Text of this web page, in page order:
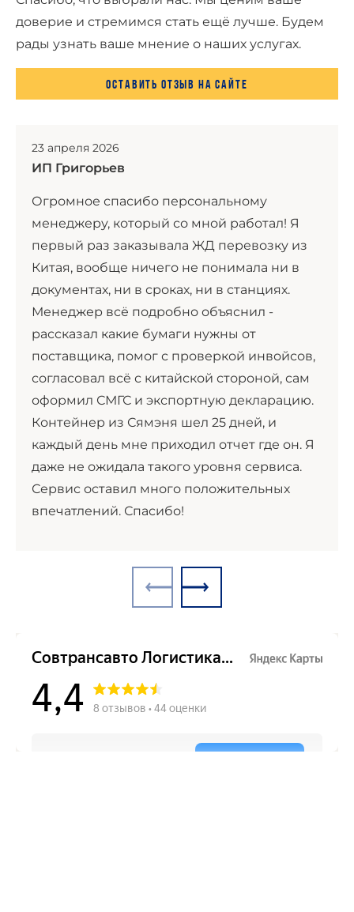
доверие и стремимся стать ещё лучше. Будем
рады узнать ваше мнение о наших услугах.
Оставить отзыв на сайте
23 апреля 2026
ИП Григорьев
Огромное спасибо персональному
менеджеру, который со мной работал! Я
первый раз заказывала ЖД перевозку из
Китая, вообще ничего не понимала ни в
документах, ни в сроках, ни в станциях.
Менеджер всё подробно объяснил -
рассказал какие бумаги нужны от
поставщика, помог с проверкой инвойсов,
согласовал всё с китайской стороной, сам
оформил СМГС и экспортную декларацию.
Контейнер из Сямэня шел 25 дней, и
каждый день мне приходил отчет где он. Я
даже не ожидала такого уровня сервиса.
Сервис оставил много положительных
впечатлений. Спасибо!